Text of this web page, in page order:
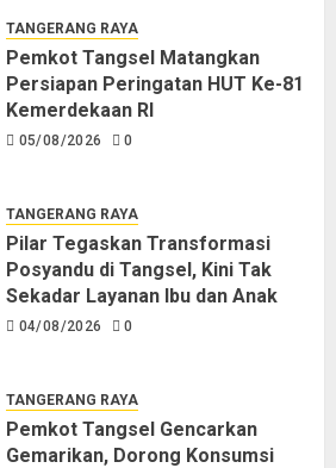
TANGERANG RAYA
Pemkot Tangsel Matangkan
Persiapan Peringatan HUT Ke-81
Kemerdekaan RI
05/08/2026 0
TANGERANG RAYA
Pilar Tegaskan Transformasi
Posyandu di Tangsel, Kini Tak
Sekadar Layanan Ibu dan Anak
04/08/2026 0
TANGERANG RAYA
Pemkot Tangsel Gencarkan
Gemarikan, Dorong Konsumsi